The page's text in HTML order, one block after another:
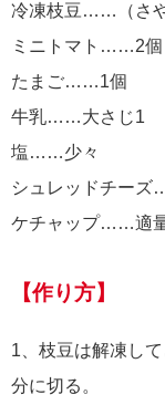
冷凍枝豆……（さ
ミニトマト……2個
たまご……1個
牛乳……大さじ1
塩……少々
シュレッドチー
ケチャップ……適
【作り方】
1、枝豆は解凍し
分に切る。